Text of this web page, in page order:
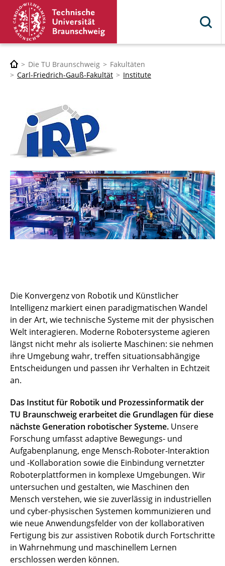
Die TU Braunschweig
Fakultäten
Carl-Friedrich-Gauß-Fakultät
Institute
Die Konvergenz von Robotik und Künstlicher
Intelligenz markiert einen paradigmatischen Wandel
in der Art, wie technische Systeme mit der physischen
Welt interagieren. Moderne Robotersysteme agieren
längst nicht mehr als isolierte Maschinen: sie nehmen
ihre Umgebung wahr, treffen situationsabhängige
Entscheidungen und passen ihr Verhalten in Echtzeit
an.
Das Institut für Robotik und Prozessinformatik der
TU Braunschweig erarbeitet die Grundlagen für diese
nächste Generation robotischer Systeme. Unsere
Forschung umfasst adaptive Bewegungs- und
Aufgabenplanung, enge Mensch-Roboter-Interaktion
und -Kollaboration sowie die Einbindung vernetzter
Roboterplattformen in komplexe Umgebungen. Wir
untersuchen und gestalten, wie Maschinen den
Mensch verstehen, wie sie zuverlässig in industriellen
und cyber-physischen Systemen kommunizieren und
wie neue Anwendungsfelder von der kollaborativen
Fertigung bis zur assistiven Robotik durch Fortschritte
in Wahrnehmung und maschinellem Lernen
erschlossen werden können.